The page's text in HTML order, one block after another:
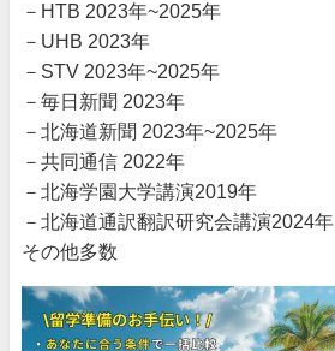
－HTB 2023年~2025年
－UHB 2023年
－STV 2023年~2025年
－毎日新聞 2023年
－北海道新聞 2023年~2025年
－共同通信 2022年
－北海学園大学講演2019年
－北海道通訳翻訳研究会講演2024年
その他多数